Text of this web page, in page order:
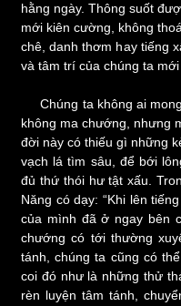
hằng ngày. Thông suốt
mới kiên cường, không
chê, danh thơm hay tiếng
và tâm trí của chúng ta
Chúng ta không ai
không ma chướng, nhưng
đời này có thiếu gì những
vạch lá tìm sâu, để bới
đủ thứ thói hư tật xấu.
Năng có dạy: “Khi lên
của mình đã ở ngay bên
chướng có tới thường
tánh, chúng ta cũng có
coi đó như là những thử
rèn luyện tâm tánh,